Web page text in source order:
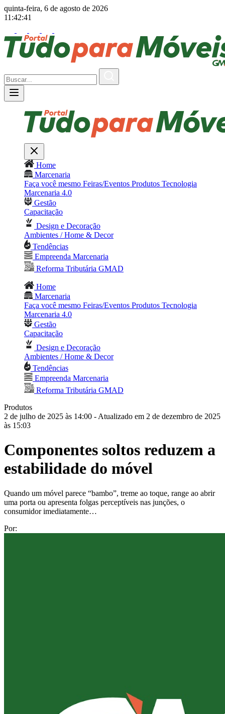
quinta-feira, 6 de agosto de 2026
11:42:43
Home
Marcenaria
Faça você mesmo Feiras/Eventos Produtos Tecnologia
Marcenaria 4.0
Gestão
Capacitação
Design e Decoração
Ambientes / Home & Decor
Tendências
Empreenda Marcenaria
Reforma Tributária GMAD
Home
Marcenaria
Faça você mesmo Feiras/Eventos Produtos Tecnologia
Marcenaria 4.0
Gestão
Capacitação
Design e Decoração
Ambientes / Home & Decor
Tendências
Empreenda Marcenaria
Reforma Tributária GMAD
Produtos
2 de julho de 2025 às 14:00 - Atualizado em 2 de dezembro de 2025
às 15:03
Componentes soltos reduzem a
estabilidade do móvel
Quando um móvel parece “bambo”, treme ao toque, range ao abrir
uma porta ou apresenta folgas perceptíveis nas junções, o
consumidor imediatamente…
Por: